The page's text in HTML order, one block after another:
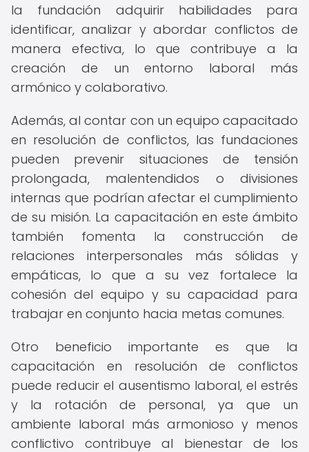
la fundación adquirir habilidades para
identificar, analizar y abordar conflictos de
manera efectiva, lo que contribuye a la
creación de un entorno laboral más
armónico y colaborativo.
Además, al contar con un equipo capacitado
en resolución de conflictos, las fundaciones
pueden prevenir situaciones de tensión
prolongada, malentendidos o divisiones
internas que podrían afectar el cumplimiento
de su misión. La capacitación en este ámbito
también fomenta la construcción de
relaciones interpersonales más sólidas y
empáticas, lo que a su vez fortalece la
cohesión del equipo y su capacidad para
trabajar en conjunto hacia metas comunes.
Otro beneficio importante es que la
capacitación en resolución de conflictos
puede reducir el ausentismo laboral, el estrés
y la rotación de personal, ya que un
ambiente laboral más armonioso y menos
conflictivo contribuye al bienestar de los